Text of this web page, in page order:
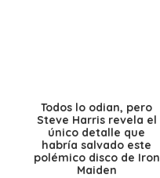
Todos lo odian, pero
Steve Harris revela el
único detalle que
habría salvado este
polémico disco de Iron
Maiden